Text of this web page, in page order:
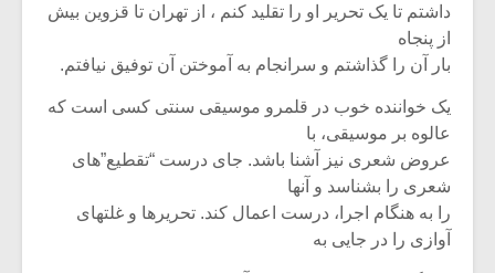
‫داشتم تا یک تحریر او را تقلید کنم ‪ ،‬از تهران تا قزوین بیش
از پنجاه‬
‫بار آن را گذاشتم و سرانجام به آموختن آن توفیق نیافتم‪.‬‬
‫یک خواننده خوب در قلمرو موسیقی سنتی کسی است که
عالوه بر موسیقی‪ ،‬با‬
‫عروض شعری نیز آشنا باشد‪ .‬جای درست “تقطیع”های
شعری را بشناسد و آنها‬
‫را به هنگام اجرا‪ ،‬درست اعمال کند‪ .‬تحریرها و غلتهای
آوازی را در جایی به‬